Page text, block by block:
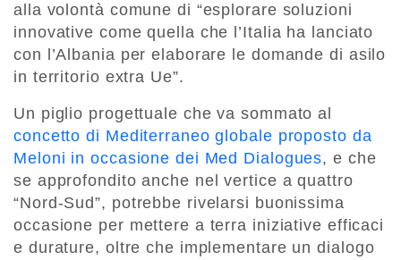
alla volontà comune di “esplorare soluzioni
innovative come quella che l’Italia ha lanciato
con l’Albania per elaborare le domande di asilo
in territorio extra Ue”.
Un piglio progettuale che va sommato al
concetto di Mediterraneo globale proposto da
Meloni in occasione dei Med Dialogues, e che
se approfondito anche nel vertice a quattro
“Nord-Sud”, potrebbe rivelarsi buonissima
occasione per mettere a terra iniziative efficaci
e durature, oltre che implementare un dialogo